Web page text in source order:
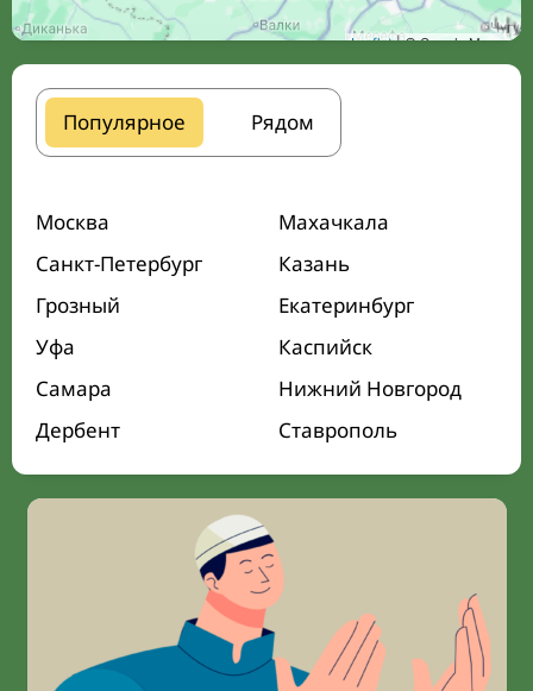
Leaflet| © Google Maps
Популярное Рядом
Москва
Махачкала
Санкт-Петербург
Казань
Грозный
Екатеринбург
Уфа
Каспийск
Самара
Нижний Новгород
Дербент
Ставрополь